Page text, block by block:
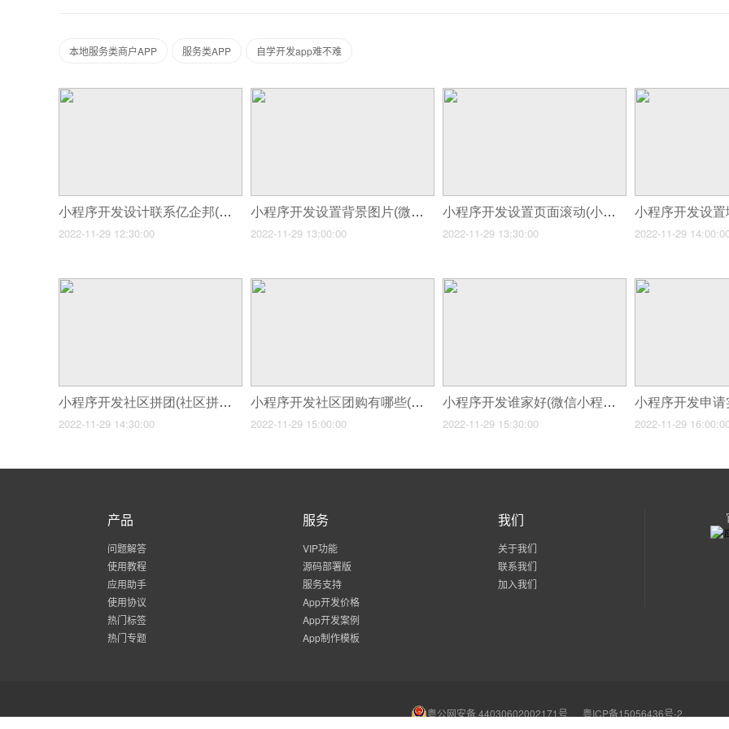
本地服务类商户APP 服务类APP 自学开发app难不难
小程序开发设计联系亿企邦(百度小程序开发哪家好)
2022-11-29 12:30:00
小程序开发设置背景图片(微信小程序背景与微信小程序背景颜色相关设置)
2022-11-29 13:00:00
小程序开发设置页面滚动(小程序如何进行规范设计)
2022-11-29 13:30:00 2022-11-29
小程序开发社区拼团(社区拼团类型小程序开发为什么那么受欢迎)
2022-11-29 14:30:00
小程序开发社区团购有哪些(社区团购小程序开发)
2022-11-29 15:00:00
小程序开发谁家好(微信小程序开店步骤)
2022-11-29 15:30:00 2022-11-29
产品
问题解答
使用教程
应用助手
使用协议
热门标签
热门专题
服务
VIP功能
源码部署版
服务支持
App开发价格
App开发案例
App制作模板
我们
关于我们
联系我们
加入我们
粤公网安备 44030602002171号 粤ICP备15056436号-2